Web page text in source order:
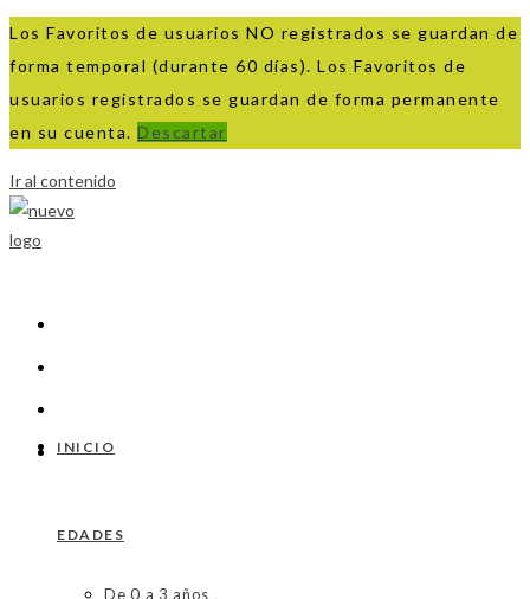
Los Favoritos de usuarios NO registrados se guardan de
forma temporal (durante 60 días). Los Favoritos de
usuarios registrados se guardan de forma permanente
en su cuenta. Descartar
Ir al contenido
INICIO
EDADES
De 0 a 3 años